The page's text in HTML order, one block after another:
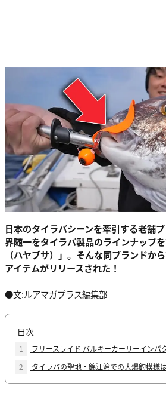
日本のタイラバシーンを牽引する老舗
界随一をタイラバ製品のラインナップ
（ハヤブサ）」。そんな同ブランドか
アイテムがリリースされた！
●文:ルアマガプラス編集部
目次
1
フリースライド バルキーカーリーインパ
2
タイラバの聖地・錦江湾での大爆釣模様